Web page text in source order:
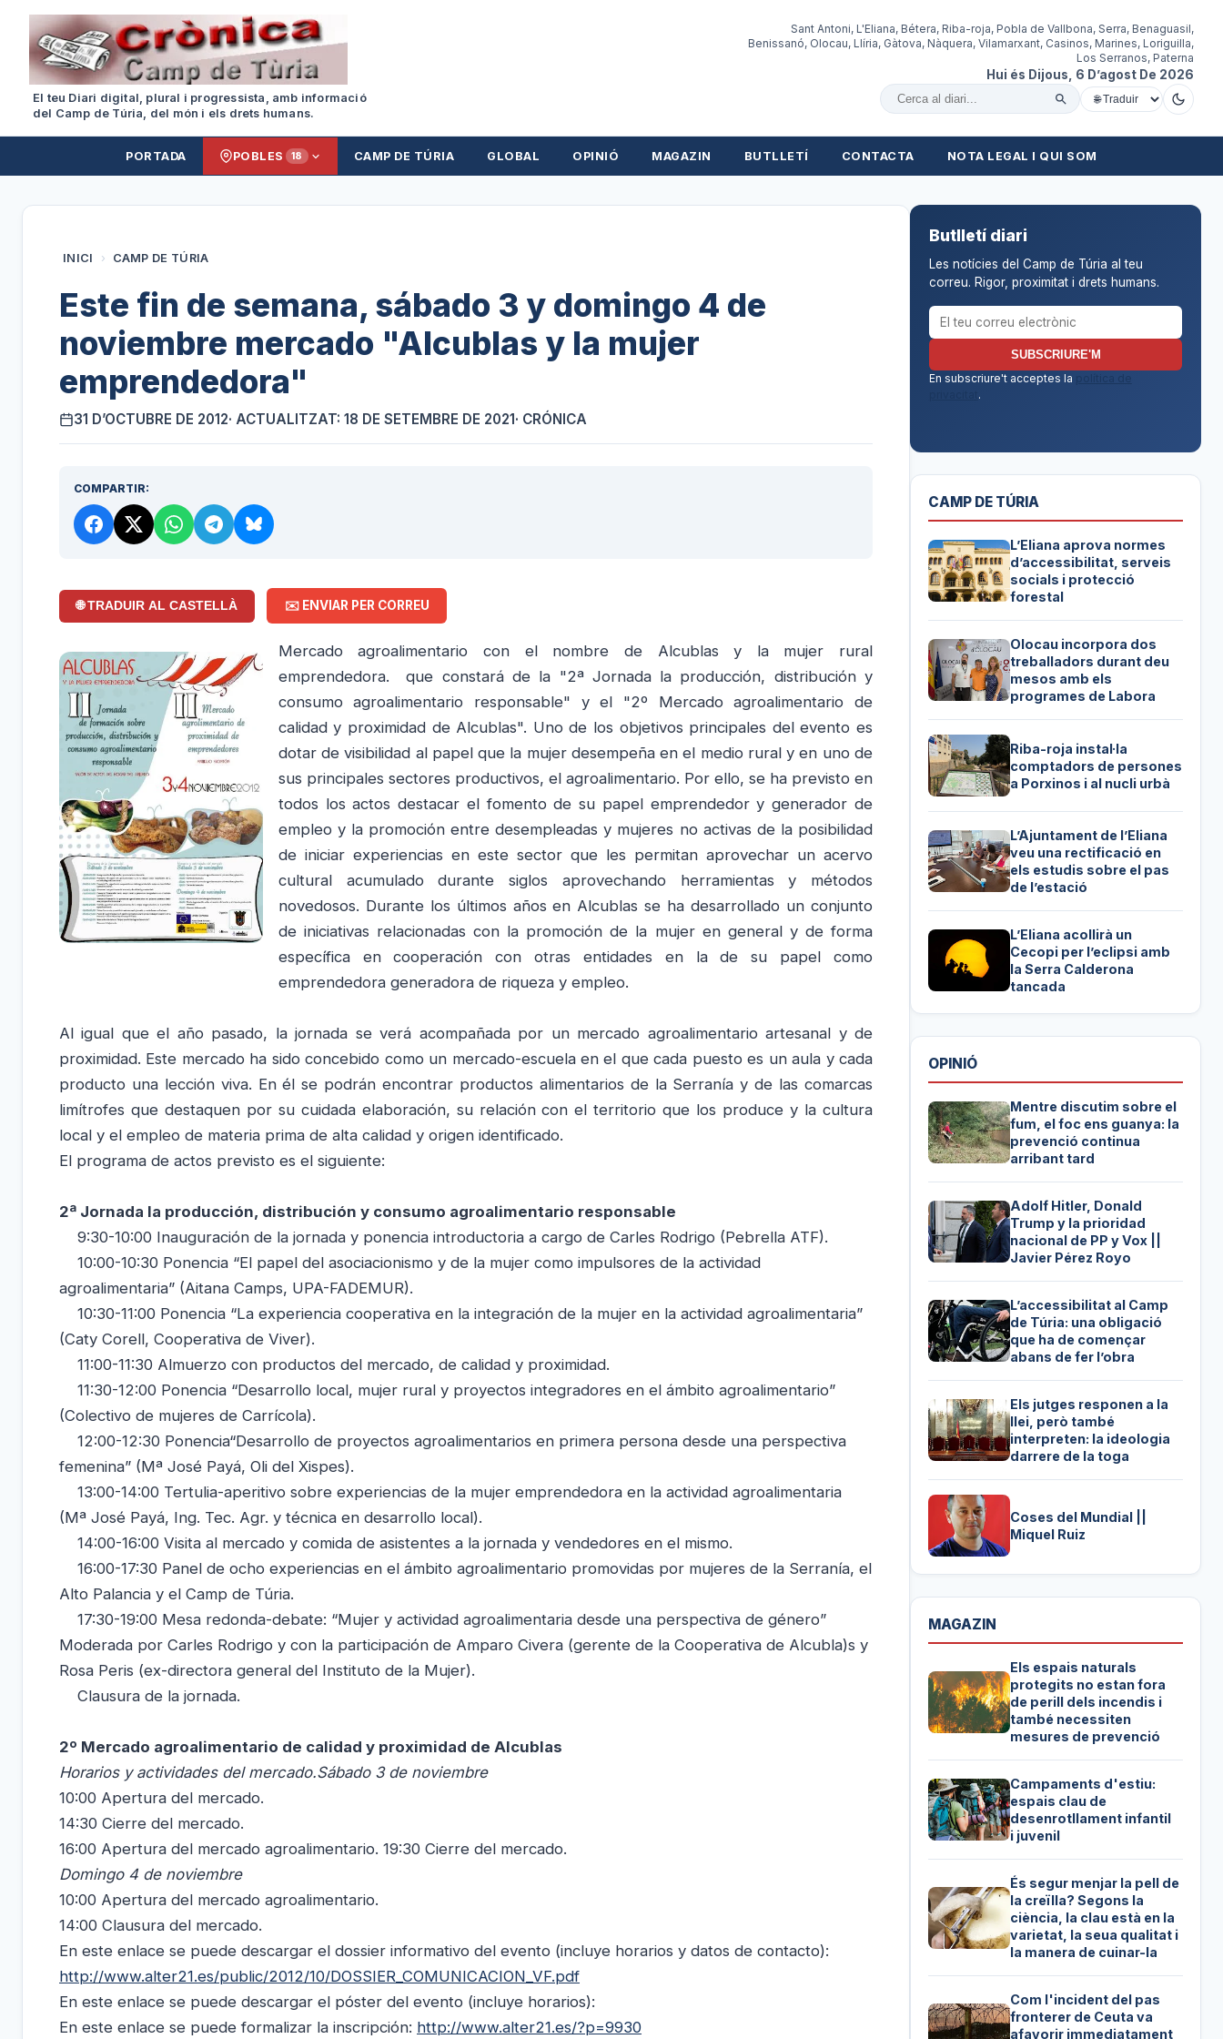
El teu Diari digital, plural i progressista, amb informació
del Camp de Túria, del món i els drets humans.
Sant Antoni, L'Eliana, Bétera, Riba-roja, Pobla de Vallbona, Serra, Benaguasil,
Benissanó, Olocau, Llíria, Gàtova, Nàquera, Vilamarxant, Casinos, Marines, Loriguilla,
Los Serranos, Paterna
Hui és Dijous, 6 D’agost De 2026
Cercar al diari
PORTADA POBLES 18 CAMP DE TÚRIA GLOBAL OPINIÓ MAGAZIN BUTLLETÍ CONTACTA NOTA LEGAL I QUI SOM
INICI › CAMP DE TÚRIA
Este fin de semana, sábado 3 y domingo 4 de
noviembre mercado "Alcublas y la mujer
emprendedora"
31 D’OCTUBRE DE 2012· ACTUALITZAT: 18 DE SETEMBRE DE 2021· CRÓNICA
COMPARTIR:
🌐 TRADUIR AL CASTELLÀ ✉️ ENVIAR PER CORREU
Mercado agroalimentario con el nombre de Alcublas y la mujer rural
emprendedora. que constará de la "2ª Jornada la producción, distribución y
consumo agroalimentario responsable" y el "2º Mercado agroalimentario de
calidad y proximidad de Alcublas". Uno de los objetivos principales del evento es
dotar de visibilidad al papel que la mujer desempeña en el medio rural y en uno de
sus principales sectores productivos, el agroalimentario. Por ello, se ha previsto en
todos los actos destacar el fomento de su papel emprendedor y generador de
empleo y la promoción entre desempleadas y mujeres no activas de la posibilidad
de iniciar experiencias en este sector que les permitan aprovechar un acervo
cultural acumulado durante siglos aprovechando herramientas y métodos
novedosos. Durante los últimos años en Alcublas se ha desarrollado un conjunto
de iniciativas relacionadas con la promoción de la mujer en general y de forma
específica en cooperación con otras entidades en la de su papel como
emprendedora generadora de riqueza y empleo.
Al igual que el año pasado, la jornada se verá acompañada por un mercado agroalimentario artesanal y de
proximidad. Este mercado ha sido concebido como un mercado-escuela en el que cada puesto es un aula y cada
producto una lección viva. En él se podrán encontrar productos alimentarios de la Serranía y de las comarcas
limítrofes que destaquen por su cuidada elaboración, su relación con el territorio que los produce y la cultura
local y el empleo de materia prima de alta calidad y origen identificado.
El programa de actos previsto es el siguiente:
2ª Jornada la producción, distribución y consumo agroalimentario responsable
9:30-10:00 Inauguración de la jornada y ponencia introductoria a cargo de Carles Rodrigo (Pebrella ATF).
10:00-10:30 Ponencia “El papel del asociacionismo y de la mujer como impulsores de la actividad
agroalimentaria” (Aitana Camps, UPA-FADEMUR).
10:30-11:00 Ponencia “La experiencia cooperativa en la integración de la mujer en la actividad agroalimentaria”
(Caty Corell, Cooperativa de Viver).
11:00-11:30 Almuerzo con productos del mercado, de calidad y proximidad.
11:30-12:00 Ponencia “Desarrollo local, mujer rural y proyectos integradores en el ámbito agroalimentario”
(Colectivo de mujeres de Carrícola).
12:00-12:30 Ponencia“Desarrollo de proyectos agroalimentarios en primera persona desde una perspectiva
femenina” (Mª José Payá, Oli del Xispes).
13:00-14:00 Tertulia-aperitivo sobre experiencias de la mujer emprendedora en la actividad agroalimentaria
(Mª José Payá, Ing. Tec. Agr. y técnica en desarrollo local).
14:00-16:00 Visita al mercado y comida de asistentes a la jornada y vendedores en el mismo.
16:00-17:30 Panel de ocho experiencias en el ámbito agroalimentario promovidas por mujeres de la Serranía, el
Alto Palancia y el Camp de Túria.
17:30-19:00 Mesa redonda-debate: “Mujer y actividad agroalimentaria desde una perspectiva de género”
Moderada por Carles Rodrigo y con la participación de Amparo Civera (gerente de la Cooperativa de Alcubla)s y
Rosa Peris (ex-directora general del Instituto de la Mujer).
Clausura de la jornada.
2º Mercado agroalimentario de calidad y proximidad de Alcublas
Horarios y actividades del mercado.Sábado 3 de noviembre
10:00 Apertura del mercado.
14:30 Cierre del mercado.
16:00 Apertura del mercado agroalimentario. 19:30 Cierre del mercado.
Domingo 4 de noviembre
10:00 Apertura del mercado agroalimentario.
14:00 Clausura del mercado.
En este enlace se puede descargar el dossier informativo del evento (incluye horarios y datos de contacto):
http://www.alter21.es/public/2012/10/DOSSIER_COMUNICACION_VF.pdf
En este enlace se puede descargar el póster del evento (incluye horarios):
En este enlace se puede formalizar la inscripción: http://www.alter21.es/?p=9930
Butlletí diari
Les notícies del Camp de Túria al teu
correu. Rigor, proximitat i drets humans.
Correu electrònic per al butlletí
SUBSCRIURE'M
En subscriure't acceptes la
política de
.
CAMP DE TÚRIA
L’Eliana aprova normes
d’accessibilitat, serveis
socials i protecció
forestal
Olocau incorpora dos
treballadors durant deu
mesos amb els
programes de Labora
Riba-roja instal·la
comptadors de persones
a Porxinos i al nucli urbà
L’Ajuntament de l’Eliana
veu una rectificació en
els estudis sobre el pas
de l’estació
L’Eliana acollirà un
Cecopi per l’eclipsi amb
la Serra Calderona
tancada
OPINIÓ
Mentre discutim sobre el
fum, el foc ens guanya: la
prevenció continua
arribant tard
Adolf Hitler, Donald
Trump y la prioridad
nacional de PP y Vox ||
Javier Pérez Royo
L’accessibilitat al Camp
de Túria: una obligació
que ha de començar
abans de fer l’obra
Els jutges responen a la
llei, però també
interpreten: la ideologia
darrere de la toga
Coses del Mundial ||
Miquel Ruiz
MAGAZIN
Els espais naturals
protegits no estan fora
de perill dels incendis i
també necessiten
mesures de prevenció
Campaments d'estiu:
espais clau de
desenrotllament infantil
i juvenil
És segur menjar la pell de
la creïlla? Segons la
ciència, la clau està en la
varietat, la seua qualitat i
la manera de cuinar-la
Com l'incident del pas
fronterer de Ceuta va
afavorir immediatament